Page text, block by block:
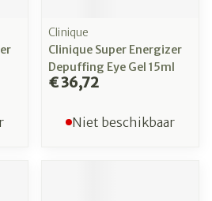
Clinique
Clinique Super Energizer
Depuffing Eye Gel 15ml
€ 36,72
Niet beschikbaar